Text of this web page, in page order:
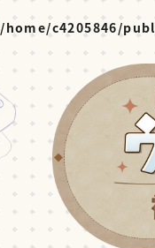
/home/c4205846/